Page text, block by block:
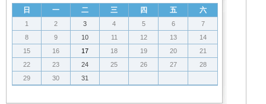
日 一 二 三 四 五 六
1 2 3 4 5 6
7
8
9 10 11 12 13
14
15
16 17 18 19 20
21
22
23 24 25 26 27
28
29
30 31